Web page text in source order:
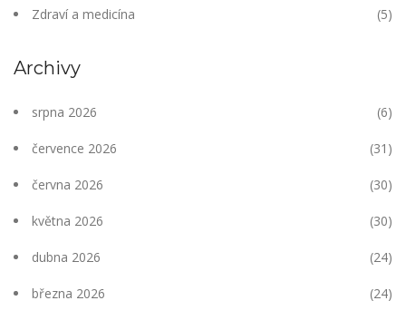
Zdraví a medicína (5)
Archivy
srpna 2026 (6)
července 2026 (31)
června 2026 (30)
května 2026 (30)
dubna 2026 (24)
března 2026 (24)